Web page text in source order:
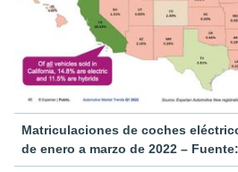
Matriculaciones de coches
de enero a marzo de 2022 –